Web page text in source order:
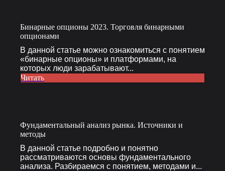
Бинарные опционы 2023. Торговля бинарными
опционами
В данной статье можно ознакомиться с понятием
«бинарные опционы» и платформами, на
которых люди зарабатывают...
Читать
Фундаментальный анализ рынка. Источники и
методы
В данной статье подробно и понятно
рассматриваются основы фундаментального
анализа. Разбираемся с понятием, методами и...